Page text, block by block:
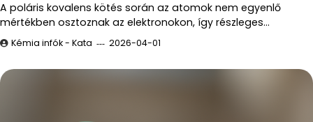
A poláris kovalens kötés során az atomok nem egyenlő
mértékben osztoznak az elektronokon, így részleges…
Kémia infók - Kata 2026-04-01